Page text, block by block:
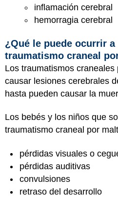
inflamación cerebral
hemorragia cerebral
¿Qué le puede ocurrir a
traumatismo craneal
Los traumatismos craneales
causar lesiones cerebrales
hasta pueden causar la
Los bebés y los niños que
traumatismo craneal por
pérdidas visuales o
pérdidas auditivas
convulsiones
retraso del desarrollo